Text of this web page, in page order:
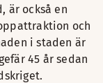
är också en
och
i staden är
45 år sedan